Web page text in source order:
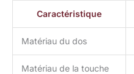
Caractéristique
Matériau du dos
Matériau de la touche